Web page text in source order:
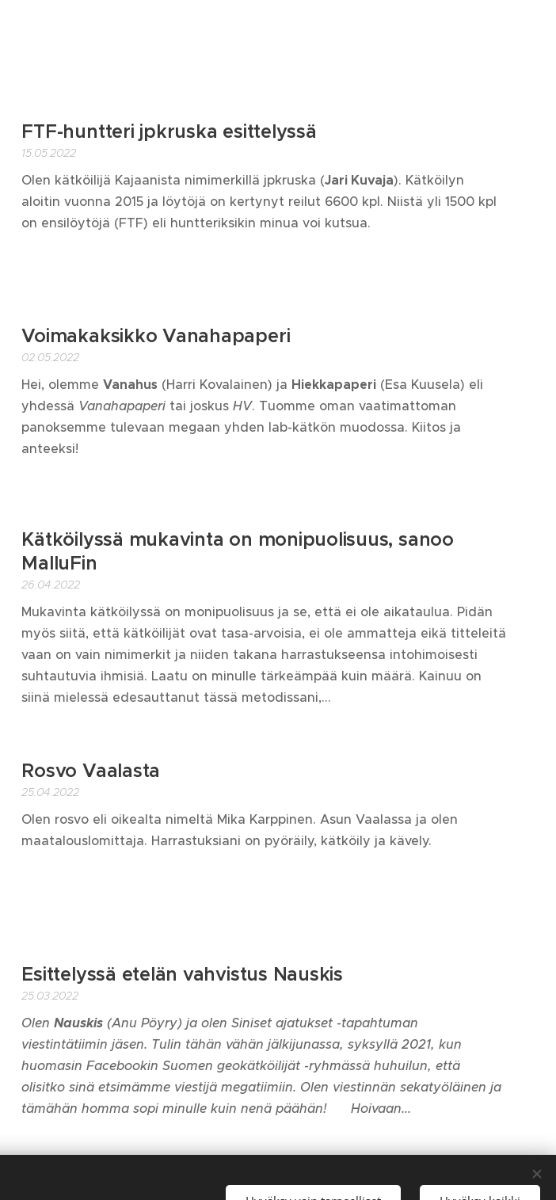
FTF-huntteri jpkruska esittelyssä
15.05.2022
Olen kätköilijä Kajaanista nimimerkillä jpkruska (Jari Kuvaja). Kätköilyn
aloitin vuonna 2015 ja löytöjä on kertynyt reilut 6600 kpl. Niistä yli 1500 kpl
on ensilöytöjä (FTF) eli huntteriksikin minua voi kutsua.
Voimakaksikko Vanahapaperi
02.05.2022
Hei, olemmeVanahus (Harri Kovalainen) ja Hiekkapaperi (Esa Kuusela) eli
yhdessä Vanahapaperi tai joskusHV. Tuomme oman vaatimattoman
panoksemme tulevaan megaan yhden lab-kätkön muodossa. Kiitos ja
anteeksi!
Kätköilyssä mukavinta on monipuolisuus, sanoo
MalluFin
26.04.2022
Mukavinta kätköilyssä on monipuolisuus ja se, että ei ole aikataulua. Pidän
myös siitä, että kätköilijät ovat tasa-arvoisia, ei ole ammatteja eikä titteleitä
vaan on vain nimimerkit ja niiden takana harrastukseensa intohimoisesti
suhtautuvia ihmisiä. Laatu on minulle tärkeämpää kuin määrä. Kainuu on
siinä mielessä edesauttanut tässä metodissani,...
Rosvo Vaalasta
25.04.2022
Olen rosvo eli oikealta nimeltä Mika Karppinen. Asun Vaalassa ja olen
maatalouslomittaja. Harrastuksiani on pyöräily, kätköily ja kävely.
Esittelyssä etelän vahvistus Nauskis
25.03.2022
OlenNauskis (Anu Pöyry) ja olen Siniset ajatukset -tapahtuman
viestintätiimin jäsen. Tulin tähän vähän jälkijunassa, syksyllä 2021, kun
huomasin Facebookin Suomen geokätköilijät -ryhmässä huhuilun, että
olisitko sinä etsimämme viestijä megatiimiin. Olen viestinnän sekatyöläinen ja
tämähän homma sopi minulle kuin nenä päähän! 😀 Hoivaan...